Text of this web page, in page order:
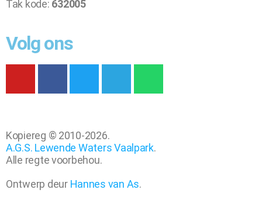
Tak kode: 632005
Volg ons
Kopiereg © 2010-2026.
A.G.S. Lewende Waters Vaalpark.
Alle regte voorbehou.
Ontwerp deur Hannes van As.